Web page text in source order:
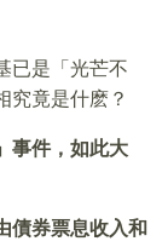
已是「光芒不
究竟是什麽？
事件，如此大
債券票息收入和